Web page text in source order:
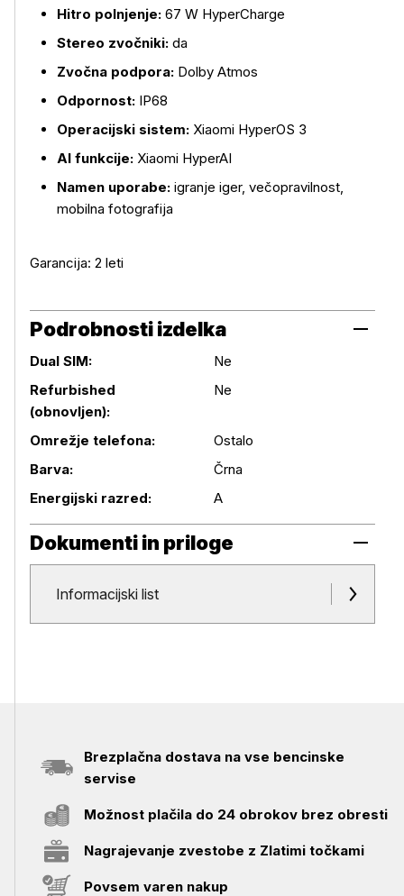
Hitro polnjenje: 67 W HyperCharge
Stereo zvočniki: da
Zvočna podpora: Dolby Atmos
Odpornost: IP68
Operacijski sistem: Xiaomi HyperOS 3
AI funkcije: Xiaomi HyperAI
Namen uporabe: igranje iger, večopravilnost,
mobilna fotografija
Garancija: 2 leti
Podrobnosti izdelka
Dual SIM:
Ne
Refurbished
(obnovljen):
Ne
Omrežje telefona:
Ostalo
Barva:
Črna
Energijski razred:
A
Dokumenti in priloge
Dokumenti in priloge
Informacijski list
Brezplačna dostava na vse bencinske
servise
Možnost plačila do 24 obrokov brez obresti
Nagrajevanje zvestobe z Zlatimi točkami
Povsem varen nakup